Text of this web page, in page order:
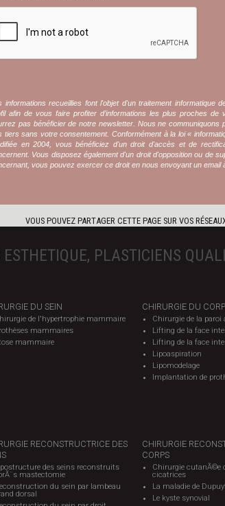
informations recueillies font l'objet d'un traitement informatique
afin de vous faire profiter d’informations les plus proches
pas bénéficier de notre newsletter. Nous ne communiquons
tiers sans votre consentement. Conformément à la loi «
en 2004, vous bénéficiez d'un droit d'accès et de
Vous disposez également d'un droit d'opposition ou de
vous pouvez exercer ce droit en nous envoyant un email
VOUS POUVEZ PARTAGER CETTE PAGE SUR VOS
PLASTICIENS
DU SEIN
de l'hypertrophie mammaire
mammaires
mammaire
CHIRURGIE DU
Chirurgie de la paroi
Lifting de la face
Lifting de la face
Lipoaspiration
Lipomodelage
Implantation de
RECONSTRUCTRICE DES
des seins reconstruits
mastectomie
du sein par lambeau
dorsal
CHIRURGIE
CORPS
Chirurgie cutanÃ©e
cicatrices
La maladie de
Le kyste synovial